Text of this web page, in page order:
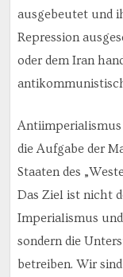
ausgebeutet und
Repression
oder dem Iran
Antiimperialismus
die Aufgabe der
Staaten des
Das Ziel ist nicht
Imperialismus
sondern die
betreiben. Wir